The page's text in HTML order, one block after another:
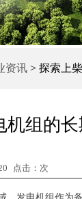
资讯 > 探索上
机组的
点击： 次